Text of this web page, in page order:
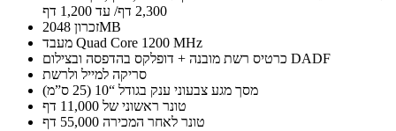
2,300 דף/ עד 1,200 דף
זכרון 2048MB
מעבד Quad Core 1200 MHz
כרטיס רשת מובנה + דופלקס בהדפסה ובצילום DADF
סריקה למייל ולרשת
מסך מגע צבעוני ענק בגודל “10 (25 ס”מ)
טונר ראשוני של 11,000 דף
טונר לאחר המכירה 55,000 דף